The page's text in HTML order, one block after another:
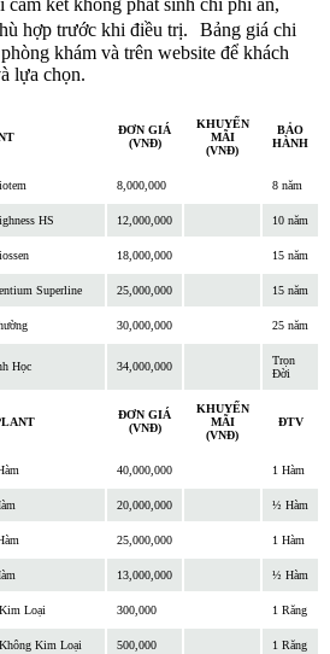
cam kết không phát sinh chi phí ẩn,
hợp trước khi điều trị. Bảng giá chi
khám và trên website để khách
lựa chọn.
ĐƠN GIÁ
(VNĐ)
KHUYẾN
MÃI
(VNĐ)
BẢO
HÀNH
8,000,000 8 năm
HS 12,000,000 10 năm
18,000,000 15 năm
Superline 25,000,000 15 năm
30,000,000 25 năm
Học 34,000,000
Trọn
Đời
ĐƠN GIÁ
(VNĐ)
KHUYẾN
MÃI
(VNĐ)
ĐTV
40,000,000 1 Hàm
20,000,000 ½ Hàm
25,000,000 1 Hàm
13,000,000 ½ Hàm
Loại 300,000 1 Răng
Kim Loại 500,000 1 Răng